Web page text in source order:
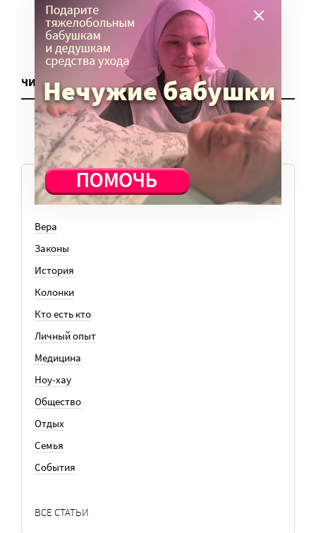
ЧИТАТЬ ЕЩЕ
ТЕМЫ
Вера
Законы
История
Колонки
Кто есть кто
Личный опыт
Медицина
Ноу-хау
Общество
Отдых
Семья
События
ВСЕ СТАТЬИ